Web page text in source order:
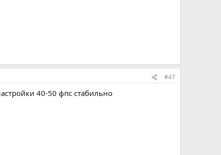
#47
40-50 фпс стабильно